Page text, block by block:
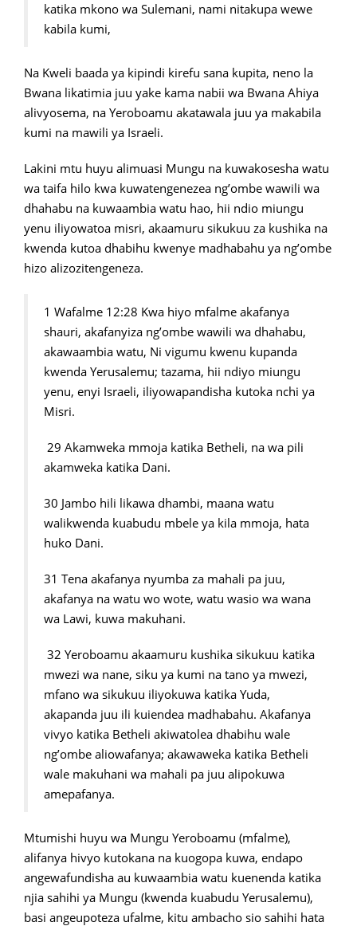
katika mkono wa Sulemani, nami nitakupa wewe
kabila kumi,
Na Kweli baada ya kipindi kirefu sana kupita, neno la
Bwana likatimia juu yake kama nabii wa Bwana Ahiya
alivyosema, na Yeroboamu akatawala juu ya makabila
kumi na mawili ya Israeli.
Lakini mtu huyu alimuasi Mungu na kuwakosesha watu
wa taifa hilo kwa kuwatengenezea ng’ombe wawili wa
dhahabu na kuwaambia watu hao, hii ndio miungu
yenu iliyowatoa misri, akaamuru sikukuu za kushika na
kwenda kutoa dhabihu kwenye madhabahu ya ng’ombe
hizo alizozitengeneza.
1 Wafalme 12:28 Kwa hiyo mfalme akafanya
shauri, akafanyiza ng’ombe wawili wa dhahabu,
akawaambia watu, Ni vigumu kwenu kupanda
kwenda Yerusalemu; tazama, hii ndiyo miungu
yenu, enyi Israeli, iliyowapandisha kutoka nchi ya
Misri.
29 Akamweka mmoja katika Betheli, na wa pili
akamweka katika Dani.
30 Jambo hili likawa dhambi, maana watu
walikwenda kuabudu mbele ya kila mmoja, hata
huko Dani.
31 Tena akafanya nyumba za mahali pa juu,
akafanya na watu wo wote, watu wasio wa wana
wa Lawi, kuwa makuhani.
32 Yeroboamu akaamuru kushika sikukuu katika
mwezi wa nane, siku ya kumi na tano ya mwezi,
mfano wa sikukuu iliyokuwa katika Yuda,
akapanda juu ili kuiendea madhabahu. Akafanya
vivyo katika Betheli akiwatolea dhabihu wale
ng’ombe aliowafanya; akawaweka katika Betheli
wale makuhani wa mahali pa juu alipokuwa
amepafanya.
Mtumishi huyu wa Mungu Yeroboamu (mfalme),
alifanya hivyo kutokana na kuogopa kuwa, endapo
angewafundisha au kuwaambia watu kuenenda katika
njia sahihi ya Mungu (kwenda kuabudu Yerusalemu),
basi angeupoteza ufalme, kitu ambacho sio sahihi hata